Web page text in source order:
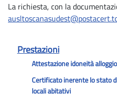
Prestazioni
Attestazione idoneità
Certificato inerente lo stato
locali abitativi
La richiesta, con la